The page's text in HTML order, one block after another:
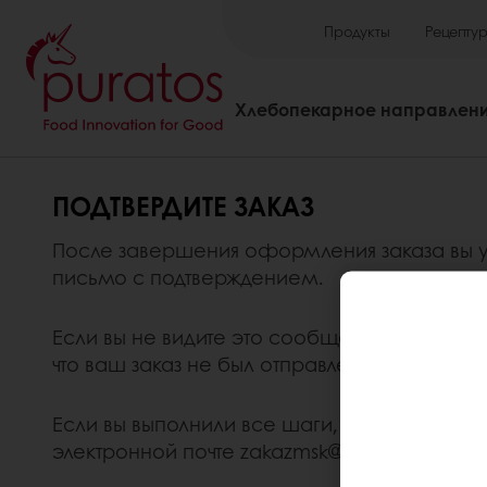
Продукты
Хлебопекарное
ПОДТВЕРДИТЕ ЗАКАЗ
После завершения оформления заказа вы
письмо с подтверждением.
Если вы не видите это сообщение в конце
что ваш заказ не был отправлен и не будет
Если вы выполнили все шаги, указанные в
электронной почте zakazmsk@puratos.com